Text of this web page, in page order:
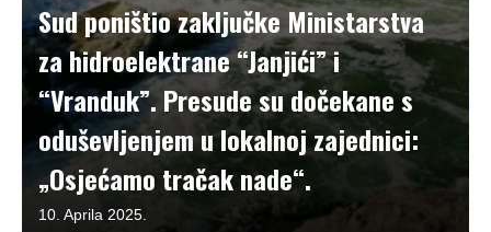
Sud poništio zaključke Ministarstva
za hidroelektrane “Janjići” i
“Vranduk”. Presude su dočekane s
oduševljenjem u lokalnoj zajednici:
„Osjećamo tračak nade“.
10. Aprila 2025.